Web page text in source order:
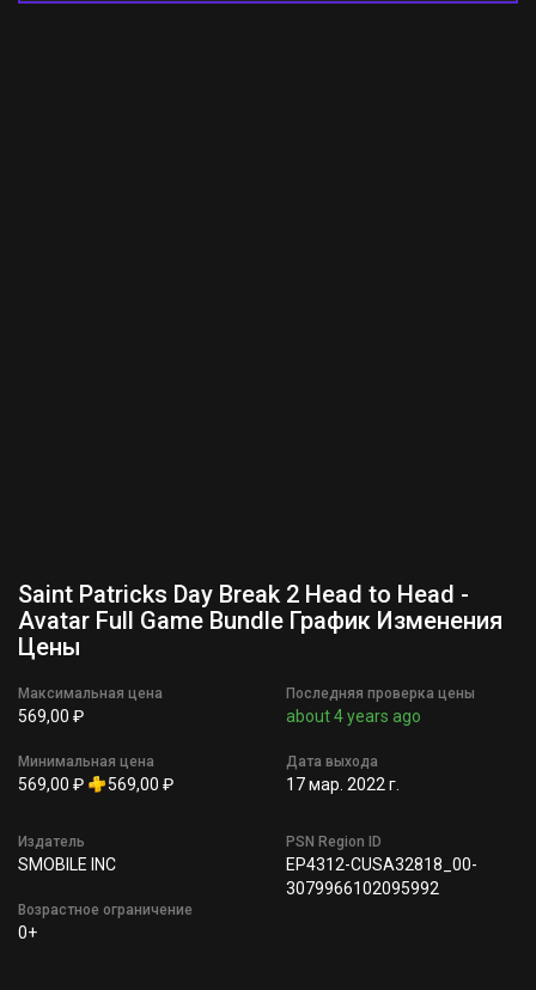
Saint Patricks Day Break 2 Head to Head -
Avatar Full Game Bundle График Изменения
Цены
Максимальная цена
569,00 ₽
Минимальная цена
569,00 ₽ 569,00 ₽
Последняя проверка цены
about 4 years ago
Дата выхода
17 мар. 2022 г.
Издатель
SMOBILE INC
Возрастное ограничение
0+
PSN Region ID
EP4312-CUSA32818_00-
3079966102095992